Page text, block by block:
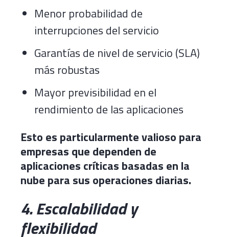
Menor probabilidad de
interrupciones del servicio
Garantías de nivel de servicio (SLA)
más robustas
Mayor previsibilidad en el
rendimiento de las aplicaciones
Esto es particularmente valioso para
empresas que dependen de
aplicaciones críticas basadas en la
nube para sus operaciones diarias.
4. Escalabilidad y
flexibilidad